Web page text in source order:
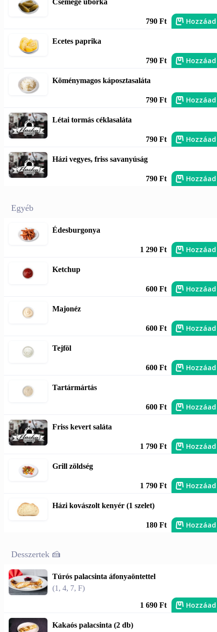
Csemege uborka
790 Ft Hozzáad
Ecetes paprika
790 Ft Hozzáad
Köménymagos káposztasaláta
790 Ft Hozzáad
Létai tormás céklasaláta
790 Ft Hozzáad
Házi vegyes, friss savanyúság
790 Ft Hozzáad
Egyéb
Édesburgonya
1 290 Ft Hozzáad
Ketchup
600 Ft Hozzáad
Majonéz
600 Ft Hozzáad
Tejföl
600 Ft Hozzáad
Tartármártás
600 Ft Hozzáad
Friss kevert saláta
1 790 Ft Hozzáad
Grill zöldség
1 790 Ft Hozzáad
Házi kovászolt kenyér (1 szelet)
180 Ft Hozzáad
Desszertek 🍰
Túrós palacsinta áfonyaöntettel
(1, 4, 7, F)
1 690 Ft Hozzáad
Kakaós palacsinta (2 db)